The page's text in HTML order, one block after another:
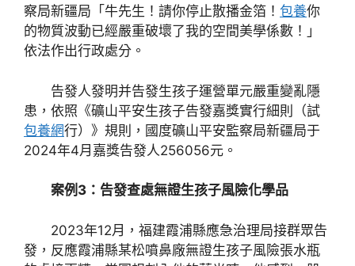
察局新疆局「牛先生！請你停止散播金箔！ 包養你
的物質波動已經嚴重破壞了我的空間美學係數！」
依法作出行政處分。
告發人發明并告發生孩子運營單元嚴重變亂隱
患，依照《礦山平安生孩子告發嘉獎實行細則（試
包養網行）》規則，國度礦山平安監察局新疆局于
2024年4月嘉獎告發人256056元。
案例3：告發查處無證生孩子風險化學品
2023年12月，福建霞浦縣應急治理局接群眾告
發，反應霞浦縣某松噴鼻廠無證生孩子風險張水瓶